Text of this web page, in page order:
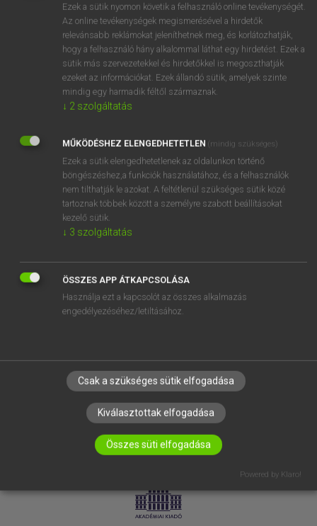
SZOTAR.NET APPLIKÁCIÓ
MICROSOFT OFFICE BŐVÍTMÉNY
BEÉPÜLŐ SZÓTÁRMODUL
ONLINE NYELVVIZSGA
EGYÉNI FELHASZNÁLÓKNAK
TANULÓKNAK
OKTATÁSI INTÉZMÉNYEKNEK
VÁLLALATI MEGOLDÁSOK
RÓLUNK
ELÉRHETŐSÉG
SÜTI BEÁLLÍTÁSOK
LICENCSZERZŐDÉS ADATVÉDELEM
Ezek a sütik nyomon követik a felhasználó online tevékenységét.
Az online tevékenységek megismerésével a hirdetők
relevánsabb reklámokat jeleníthetnek meg, és korlátozhatják,
hogy a felhasználó hány alkalommal láthat egy hirdetést. Ezek a
sütik más szervezetekkel és hirdetőkkel is megoszthatják
ezeket az információkat. Ezek állandó sütik, amelyek szinte
mindig egy harmadik féltől származnak.
↓ 2 szolgáltatás
MŰKÖDÉSHEZ ELENGEDHETETLEN (mindig szükséges)
Ezek a sütik elengedhetetlenek az oldalunkon történő
böngészéshez,a funkciók használatához, és a felhasználók
nem tilthatják le azokat. A feltétlenül szükséges sütik közé
tartoznak többek között a személyre szabott beállításokat
kezelő sütik.
↓ 3 szolgáltatás
ÖSSZES APP ÁTKAPCSOLÁSA
Használja ezt a kapcsolót az összes alkalmazás
engedélyezéséhez/letiltásához.
Csak a szükséges sütik elfogadása
Kiválasztottak elfogadása
Összes süti elfogadása
Powered by Klaro!